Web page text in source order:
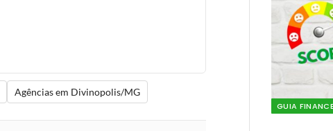
Agências em Divinopolis/MG
GUIA